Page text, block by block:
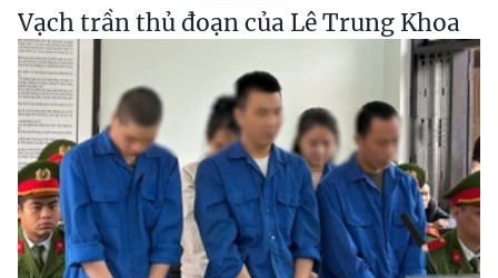
Vạch trần thủ đoạn của Lê Trung Khoa